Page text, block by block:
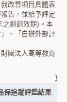
改善項目具體表
告，並給予評定
之剩餘效期)。本
、「自辦外部評
團法人高等教育
東
保追蹤評鑑結果